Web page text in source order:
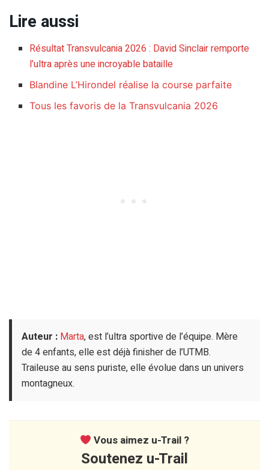
Lire aussi
Résultat Transvulcania 2026 : David Sinclair remporte
l’ultra après une incroyable bataille
Blandine L’Hirondel réalise la course parfaite
Tous les favoris de la Transvulcania 2026
Auteur : Marta, est l’ultra sportive de l’équipe. Mère
de 4 enfants, elle est déjà finisher de l’UTMB.
Traileuse au sens puriste, elle évolue dans un univers
montagneux.
Vous aimez u-Trail ?
Soutenez u-Trail